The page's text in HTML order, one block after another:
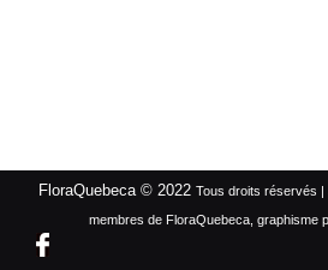
FloraQuebeca © 2022 Tous droits réservés |
membres de FloraQuebeca, graphisme